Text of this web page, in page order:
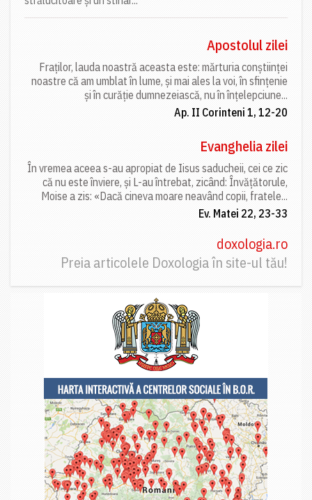
Apostolul zilei
Fraților, lauda noastră aceasta este: mărturia conștiinței
noastre că am umblat în lume, și mai ales la voi, în sfințenie
și în curăție dumnezeiască, nu în înțelepciune...
Ap. II Corinteni 1, 12-20
Evanghelia zilei
În vremea aceea s-au apropiat de Iisus saducheii, cei ce zic
că nu este înviere, și L-au întrebat, zicând: Învățătorule,
Moise a zis: «Dacă cineva moare neavând copii, fratele...
Ev. Matei 22, 23-33
doxologia.ro
Preia articolele Doxologia în site-ul tău!